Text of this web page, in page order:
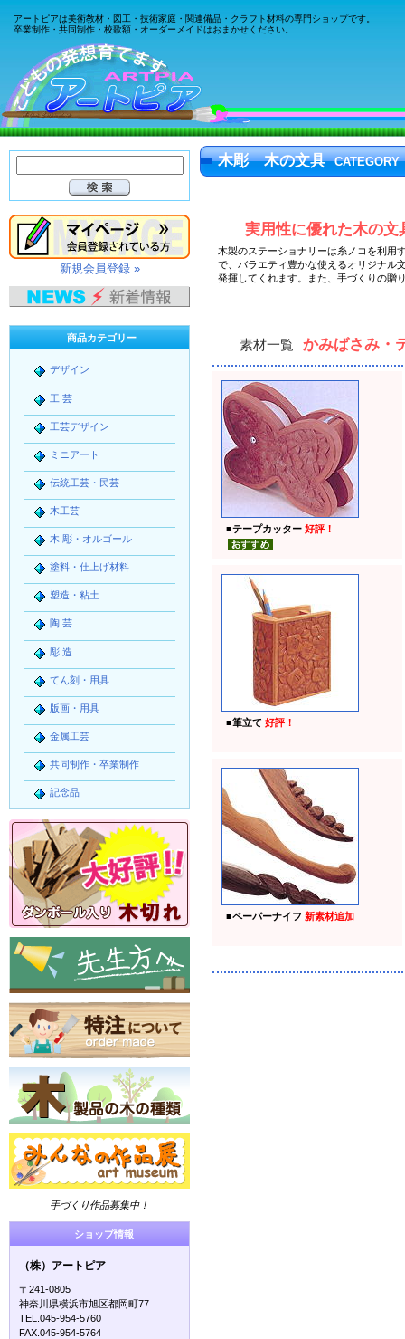
アートピアは美術教材・図工・技術家庭・関連備品・クラフト材料の専門ショップです。
卒業制作・共同制作・校歌額・オーダーメイドはおまかせください。
木彫 木の文具 CATEGORY
実用性に優れた木の
木製のステーショナリーは糸ノコを利用
で、バラエティ豊かな使えるオリジナル
発揮してくれます。また、 手づくりの贈
素材一覧 かみばさみ・
■テープカッター 好評！
■筆立て 好評！
■ペーパーナイフ 新素材追加
新規会員登録 »
商品カテゴリー
デザイン
工 芸
工芸デザイン
ミニアート
伝統工芸・民芸
木工芸
木 彫・オルゴール
塗料・仕上げ材料
塑造・粘土
陶 芸
彫 造
てん刻・用具
版画・用具
金属工芸
共同制作・卒業制作
記念品
手づくり作品募集中！
ショップ情報
（株）アートピア
〒241-0805
神奈川県横浜市旭区都岡町77
TEL.045-954-5760
FAX.045-954-5764